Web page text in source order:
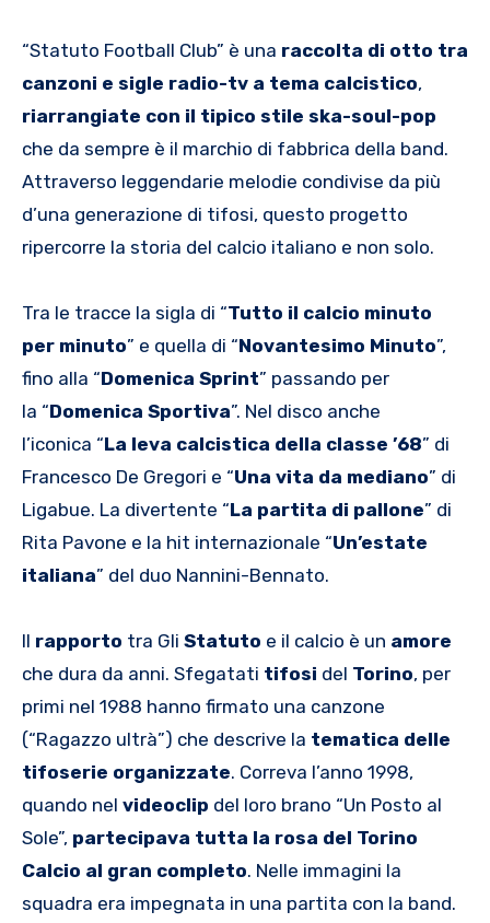
“Statuto Football Club” è una raccolta di otto tra
canzoni e sigle radio-tv a tema calcistico,
riarrangiate con il tipico stile ska-soul-pop
che da sempre è il marchio di fabbrica della band.
Attraverso leggendarie melodie condivise da più
d’una generazione di tifosi, questo progetto
ripercorre la storia del calcio italiano e non solo.
Tra le tracce la sigla di “Tutto il calcio minuto
per minuto” e quella di “Novantesimo Minuto”,
fino alla “Domenica Sprint” passando per
la “Domenica Sportiva”. Nel disco anche
l’iconica “La leva calcistica della classe ’68” di
Francesco De Gregori e “Una vita da mediano” di
Ligabue. La divertente “La partita di pallone” di
Rita Pavone e la hit internazionale “Un’estate
italiana” del duo Nannini-Bennato.
Il rapporto tra Gli Statuto e il calcio è un amore
che dura da anni. Sfegatati tifosi del Torino, per
primi nel 1988 hanno firmato una canzone
(“Ragazzo ultrà”) che descrive la tematica delle
tifoserie organizzate. Correva l’anno 1998,
quando nel videoclip del loro brano “Un Posto al
Sole”, partecipava tutta la rosa del Torino
Calcio al gran completo. Nelle immagini la
squadra era impegnata in una partita con la band.